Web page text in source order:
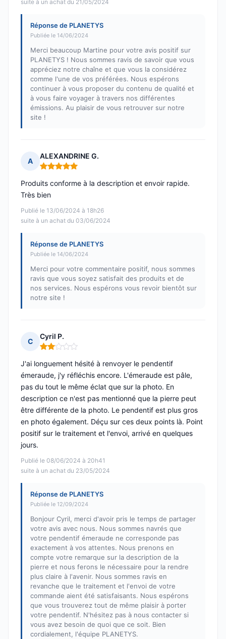
suite à un achat du 21/05/2024
Réponse de PLANETYS
Publiée le 14/06/2024
Merci beaucoup Martine pour votre avis positif sur
PLANETYS ! Nous sommes ravis de savoir que vous
appréciez notre chaîne et que vous la considérez
comme l'une de vos préférées. Nous espérons
continuer à vous proposer du contenu de qualité et
à vous faire voyager à travers nos différentes
émissions. Au plaisir de vous retrouver sur notre
site !
A
ALEXANDRINE G.
Note : 5 sur 5
Publié le 13/06/2024 à 18h26
suite à un achat du 03/06/2024
Produits conforme à la description et envoir rapide.
Très bien
Réponse de PLANETYS
Publiée le 14/06/2024
Merci pour votre commentaire positif, nous sommes
ravis que vous soyez satisfait des produits et de
nos services. Nous espérons vous revoir bientôt sur
notre site !
C
Cyril P.
Note : 2 sur 5
Publié le 08/06/2024 à 20h41
suite à un achat du 23/05/2024
J'ai longuement hésité à renvoyer le pendentif
émeraude, j'y réfléchis encore. L'émeraude est pâle,
pas du tout le même éclat que sur la photo. En
description ce n'est pas mentionné que la pierre peut
être différente de la photo. Le pendentif est plus gros
en photo également. Déçu sur ces deux points là. Point
positif sur le traitement et l'envoi, arrivé en quelques
jours.
Réponse de PLANETYS
Publiée le 12/09/2024
Bonjour Cyril, merci d'avoir pris le temps de partager
votre avis avec nous. Nous sommes navrés que
votre pendentif émeraude ne corresponde pas
exactement à vos attentes. Nous prenons en
compte votre remarque sur la description de la
pierre et nous ferons le nécessaire pour la rendre
plus claire à l'avenir. Nous sommes ravis en
revanche que le traitement et l'envoi de votre
commande aient été satisfaisants. Nous espérons
que vous trouverez tout de même plaisir à porter
votre pendentif. N'hésitez pas à nous contacter si
vous avez besoin de quoi que ce soit. Bien
cordialement, l'équipe PLANETYS.